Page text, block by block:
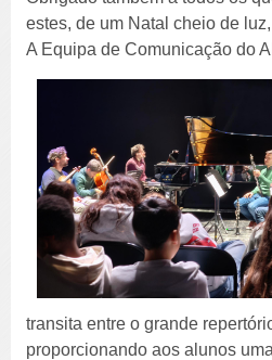
estes, de um Natal cheio de
A Equipa de Comunicação do
transita entre o grande
proporcionando aos alunos